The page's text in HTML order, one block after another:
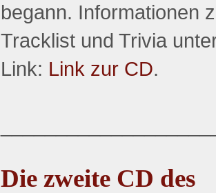
begann. Informationen
Tracklist und Trivia
Link: Link zur CD.
Die zweite CD des